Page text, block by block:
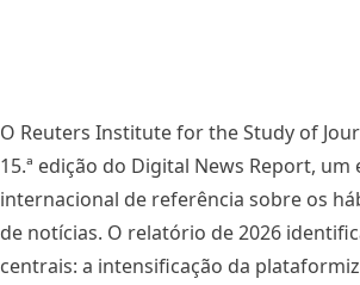
O Reuters Institute for the Study of
15.ª edição do Digital News Report, um
internacional de referência sobre os
de notícias. O relatório de 2026
centrais: a intensificação da